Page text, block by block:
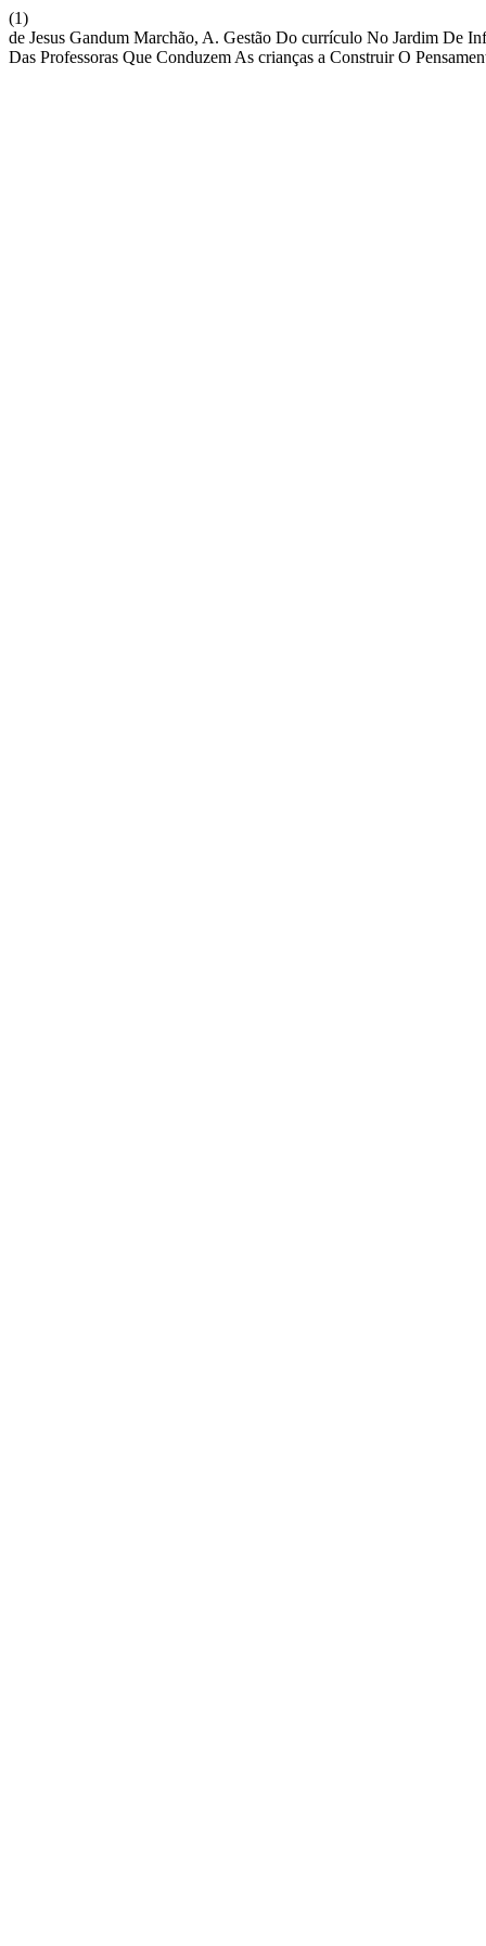
(1)
de Jesus Gandum Marchão, A. Gestão Do currículo No Jardim De
Das Professoras Que Conduzem As crianças a Construir O